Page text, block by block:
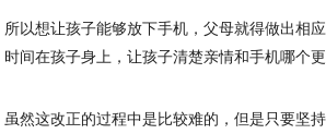
所以想让孩子能够放下手机，父母就得做出相
时间在孩子身上，让孩子清楚亲情和手机哪个更
虽然这改正的过程中是比较难的，但是只要坚